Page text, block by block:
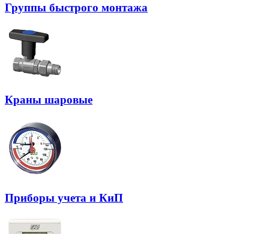
Группы быстрого монтажа
Краны шаровые
Приборы учета и КиП